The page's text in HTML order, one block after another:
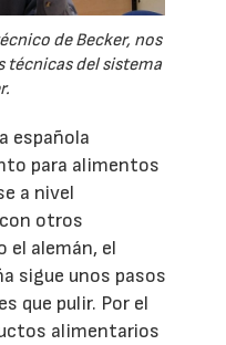
de Becker, nos
técnicas del sistema
española
para alimentos
a nivel
otros
el alemán, el
sigue unos pasos
que pulir. Por el
alimentarios